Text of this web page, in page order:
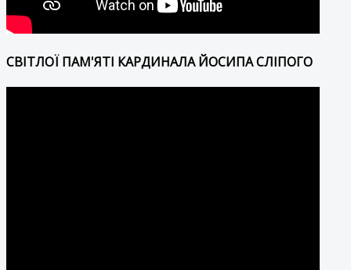
СВІТЛОЇ ПАМ'ЯТІ КАРДИНАЛА ЙОСИПА СЛІПОГО